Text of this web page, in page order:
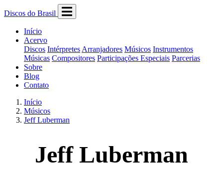
Discos do Brasil
Início
Acervo
Discos Intérpretes Arranjadores Músicos Instrumentos
Músicas Compositores Participações Especiais Parcerias
Sobre
Blog
Contato
Início
Músicos
Jeff Luberman
Jeff Luberman